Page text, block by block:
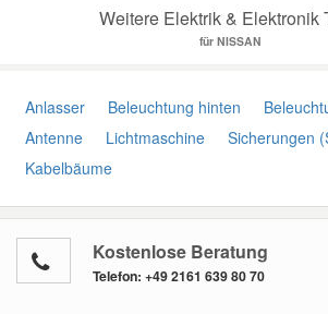
Weitere Elektrik & Elektronik
für NISSAN
Anlasser Beleuchtung hinten
Antenne
Lichtmaschine
Sicherungen
Kabelbäume
Kostenlose Beratung
Telefon: +49 2161 639 80 70